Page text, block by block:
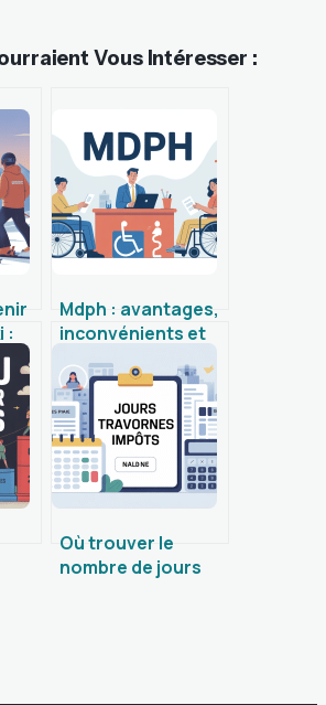
Vous Intéresser :
:
Mdph : avantages,
inconvénients et
limites à connaître
avant de faire un
dossier
Où trouver le
nombre de jours